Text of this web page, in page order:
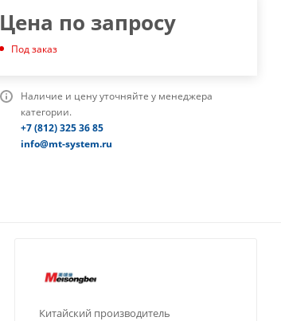
Цена по запросу
Под заказ
Наличие и цену уточняйте у менеджера
категории.
+7 (812) 325 36 85
info@mt-system.ru
Китайский производитель